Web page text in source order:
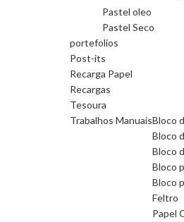
Pastel oleo
Pastel Seco
portefolios
Post-its
Recarga Papel
Recargas
Tesoura
Trabalhos ManuaisBloco
Bloco
Bloco
Bloco
Bloco
Feltro
Papel